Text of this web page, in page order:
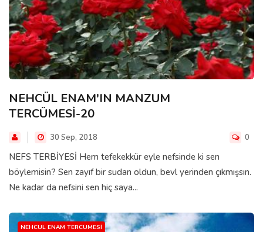
NEHCÜL ENAM'IN MANZUM
TERCÜMESİ-20
30 Sep, 2018 0
NEFS TERBİYESİ Hem tefekekkür eyle nefsinde ki sen
böylemisin? Sen zayıf bir sudan oldun, bevl yerinden çıkmışsın.
Ne kadar da nefsini sen hiç saya...
NEHCUL ENAM TERCUMESI